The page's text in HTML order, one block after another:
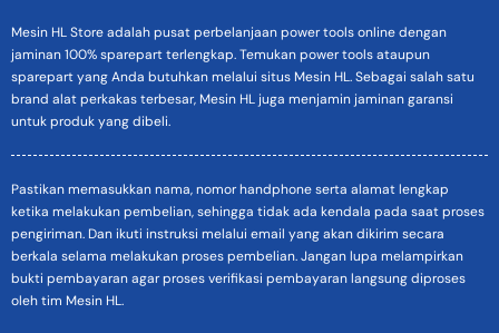
Mesin HL Store adalah pusat perbelanjaan power tools online dengan
jaminan 100% sparepart terlengkap. Temukan power tools ataupun
sparepart yang Anda butuhkan melalui situs Mesin HL. Sebagai salah satu
brand alat perkakas terbesar, Mesin HL juga menjamin jaminan garansi
untuk produk yang dibeli.
Pastikan memasukkan nama, nomor handphone serta alamat lengkap
ketika melakukan pembelian, sehingga tidak ada kendala pada saat proses
pengiriman. Dan ikuti instruksi melalui email yang akan dikirim secara
berkala selama melakukan proses pembelian. Jangan lupa melampirkan
bukti pembayaran agar proses verifikasi pembayaran langsung diproses
oleh tim Mesin HL.